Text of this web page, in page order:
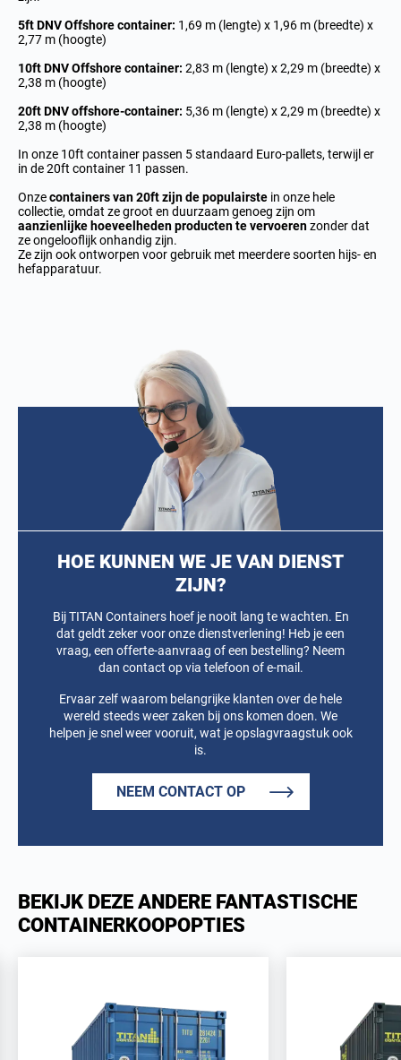
5ft DNV Offshore container: 1,69 m (lengte) x 1,96 m (breedte) x
2,77 m (hoogte)
10ft DNV Offshore container: 2,83 m (lengte) x 2,29 m (breedte) x
2,38 m (hoogte)
20ft DNV offshore-container: 5,36 m (lengte) x 2,29 m (breedte) x
2,38 m (hoogte)
In onze 10ft container passen 5 standaard Euro-pallets, terwijl er
in de 20ft container 11 passen.
Onzecontainers van 20ft zijn de populairste in onze hele
collectie, omdat ze groot en duurzaam genoeg zijn om
aanzienlijke hoeveelheden producten te vervoerenzonder dat
ze ongelooflijk onhandig zijn.
Ze zijn ook ontworpen voor gebruik met meerdere soorten hijs- en
hefapparatuur.
HOE KUNNEN WE JE VAN DIENST
ZIJN?
Bij TITAN Containers hoef je nooit lang te wachten. En
dat geldt zeker voor onze dienstverlening! Heb je een
vraag, een offerte-aanvraag of een bestelling? Neem
dan contact op via telefoon of e-mail.
Ervaar zelf waarom belangrijke klanten over de hele
wereld steeds weer zaken bij ons komen doen. We
helpen je snel weer vooruit, wat je opslagvraagstuk ook
is.
NEEM CONTACT OP
BEKIJK DEZE ANDERE FANTASTISCHE
CONTAINERKOOPOPTIES